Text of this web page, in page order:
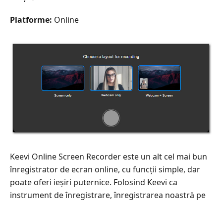
Platforme: Online
Keevi Online Screen Recorder este un alt cel mai bun
înregistrator de ecran online, cu funcții simple, dar
poate oferi ieșiri puternice. Folosind Keevi ca
instrument de înregistrare, înregistrarea noastră pe